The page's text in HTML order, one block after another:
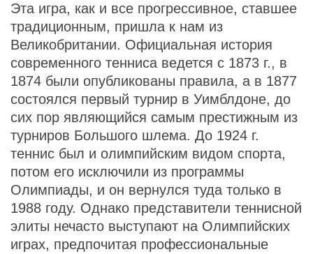
Эта игра, как и все прогрессивное, ставшее
традиционным, пришла к нам из
Великобритании. Официальная история
современного тенниса ведется с 1873 г., в
1874 были опубликованы правила, а в 1877
состоялся первый турнир в Уимблдоне, до
сих пор являющийся самым престижным из
турниров Большого шлема. До 1924 г.
теннис был и олимпийским видом спорта,
потом его исключили из программы
Олимпиады, и он вернулся туда только в
1988 году. Однако представители теннисной
элиты нечасто выступают на Олимпийских
играх, предпочитая профессиональные